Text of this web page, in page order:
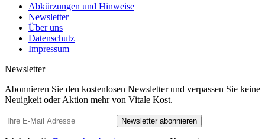
Abkürzungen und Hinweise
Newsletter
Über uns
Datenschutz
Impressum
Newsletter
Abonnieren Sie den kostenlosen Newsletter und verpassen Sie keine
Neuigkeit oder Aktion mehr von Vitale Kost.
Newsletter abonnieren